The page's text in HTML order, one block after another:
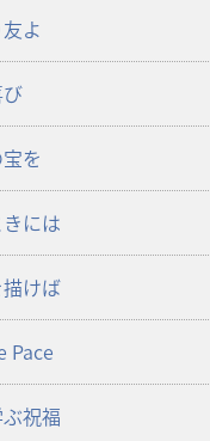
よ
を
には
けば
Pace
祝福